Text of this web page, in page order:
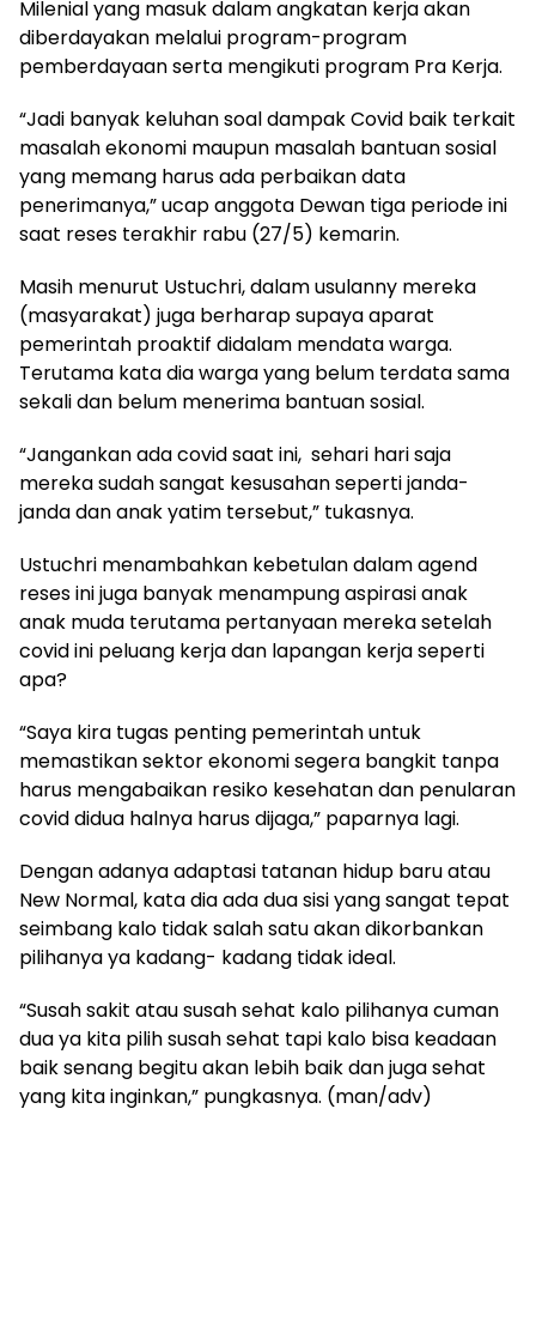
Milenial yang masuk dalam angkatan kerja akan
diberdayakan melalui program-program
pemberdayaan serta mengikuti program Pra Kerja.
“Jadi banyak keluhan soal dampak Covid baik terkait
masalah ekonomi maupun masalah bantuan sosial
yang memang harus ada perbaikan data
penerimanya,” ucap anggota Dewan tiga periode ini
saat reses terakhir rabu (27/5) kemarin.
Masih menurut Ustuchri, dalam usulanny mereka
(masyarakat) juga berharap supaya aparat
pemerintah proaktif didalam mendata warga.
Terutama kata dia warga yang belum terdata sama
sekali dan belum menerima bantuan sosial.
“Jangankan ada covid saat ini, sehari hari saja
mereka sudah sangat kesusahan seperti janda-
janda dan anak yatim tersebut,” tukasnya.
Ustuchri menambahkan kebetulan dalam agend
reses ini juga banyak menampung aspirasi anak
anak muda terutama pertanyaan mereka setelah
covid ini peluang kerja dan lapangan kerja seperti
apa?
“Saya kira tugas penting pemerintah untuk
memastikan sektor ekonomi segera bangkit tanpa
harus mengabaikan resiko kesehatan dan penularan
covid didua halnya harus dijaga,” paparnya lagi.
Dengan adanya adaptasi tatanan hidup baru atau
New Normal, kata dia ada dua sisi yang sangat tepat
seimbang kalo tidak salah satu akan dikorbankan
pilihanya ya kadang- kadang tidak ideal.
“Susah sakit atau susah sehat kalo pilihanya cuman
dua ya kita pilih susah sehat tapi kalo bisa keadaan
baik senang begitu akan lebih baik dan juga sehat
yang kita inginkan,” pungkasnya. (man/adv)